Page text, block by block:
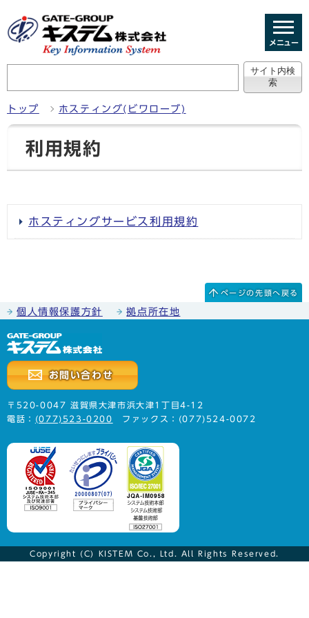
メニュー
トップ ホスティング(ビワローブ)
利用規約
ホスティングサービス利用規約
ページの先頭へ戻る
個人情報保護方針 拠点所在地
お問い合わせ
〒520-0047 滋賀県大津市浜大津1丁目4-12
電話： (077)523-0200 ファックス：(077)524-0072
Copyright (C) KISTEM Co., Ltd. All Rights Reserved.